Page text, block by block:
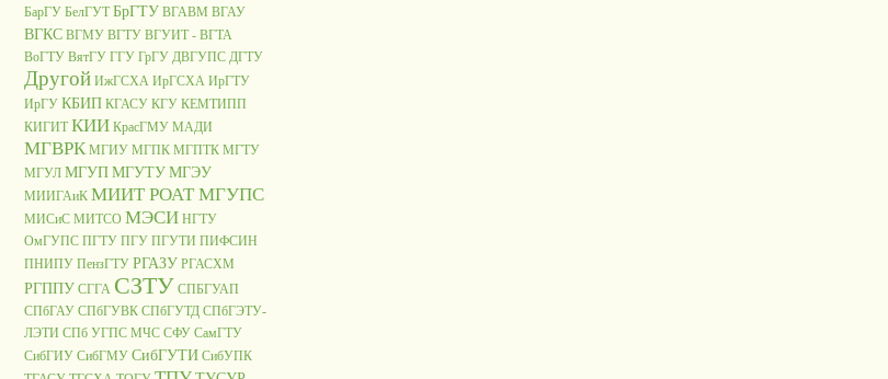
БарГУ БелГУТ БрГТУ ВГАВМ ВГАУ
ВГКС ВГМУ ВГТУ ВГУИТ - ВГТА
ВоГТУ ВятГУ ГГУ ГрГУ ДВГУПС ДГТУ
Другой ИжГСХА ИрГСХА ИрГТУ
ИрГУ КБИП КГАСУ КГУ КЕМТИПП
КИГИТ КИИ КрасГМУ МАДИ
МГВРК МГИУ МГПК МГПТК МГТУ
МГУЛ МГУПМГУТУМГЭУ
МИИГАиК МИИТ РОАТ МГУПС
МИСиС МИТСО МЭСИ НГТУ
ОмГУПС ПГТУ ПГУ ПГУТИ ПИФСИН
ПНИПУ ПензГТУ РГАЗУ РГАСХМ
РГППУ СГГА СЗТУ СПБГУАП
СПбГАУ СПбГУВК СПбГУТД СПбГЭТУ-
ЛЭТИ СПб УГПС МЧС СФУ СамГТУ
СибГИУ СибГМУ СибГУТИ СибУПК